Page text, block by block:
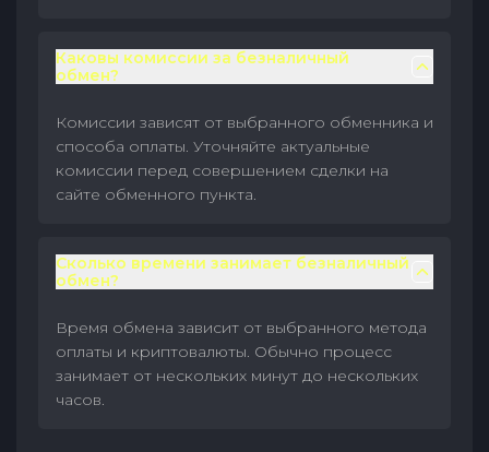
Каковы комиссии за безналичный
обмен?
Комиссии зависят от выбранного обменника и
способа оплаты. Уточняйте актуальные
комиссии перед совершением сделки на
сайте обменного пункта.
Сколько времени занимает безналичный
обмен?
Время обмена зависит от выбранного метода
оплаты и криптовалюты. Обычно процесс
занимает от нескольких минут до нескольких
часов.